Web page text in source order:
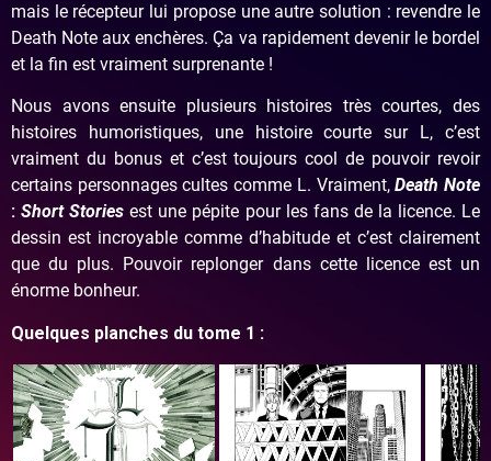
mais le récepteur lui propose une autre solution : revendre le
Death Note aux enchères. Ça va rapidement devenir le bordel
et la fin est vraiment surprenante !
Nous avons ensuite plusieurs histoires très courtes, des
histoires humoristiques, une histoire courte sur L, c’est
vraiment du bonus et c’est toujours cool de pouvoir revoir
certains personnages cultes comme L. Vraiment,Death Note
:Short Storiesest une pépite pour les fans de la licence. Le
dessin est incroyable comme d’habitude et c’est clairement
que du plus. Pouvoir replonger dans cette licence est un
énorme bonheur.
Quelques planches du tome 1 :